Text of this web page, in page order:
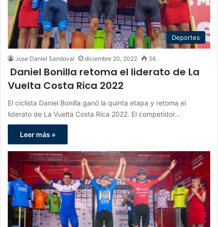
Deportes
Jose Daniel Sandoval diciembre 20, 2022 36
Daniel Bonilla retoma el liderato de La
Vuelta Costa Rica 2022
El ciclista Daniel Bonilla ganó la quinta etapa y retoma el
liderato de La Vuelta Costa Rica 2022. El competidor…
Leer más »